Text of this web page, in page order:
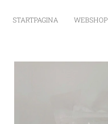
STARTPAGINA WEBSHOP